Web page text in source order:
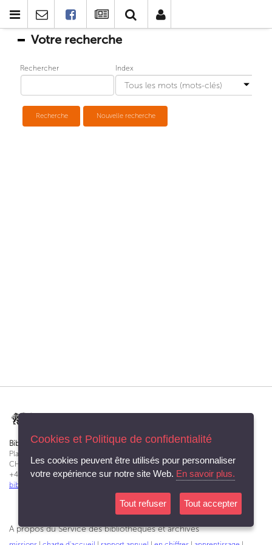
Votre recherche
Rechercher Index
Recherche Nouvelle recherche
Bibliothèques de la Ville de Lausanne
Place Chauderon 11
CH - 1003 Lausanne
+41 21 315 69 15
bibliotheques@lausanne.ch
A propos du Service des bibliothèques et archives
Cookies et Politique de confidentialité
Les cookies peuvent être utilisés pour personnaliser
votre expérience sur notre site Web. En savoir plus.
Tout refuser Tout accepter